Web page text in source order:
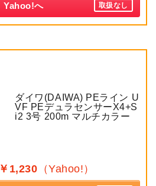
Yahoo!へ 取扱なし
ダイワ(DAIWA) PEライン U
VF PEデュラセンサーX4+S
i2 3号 200m マルチカラー
￥1,230 （Yahoo!）